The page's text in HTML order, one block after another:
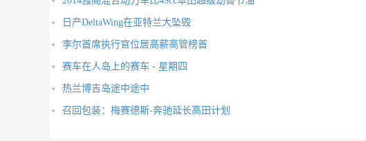
日产DeltaWing在亚特兰大坠毁
李尔首席执行官位居高薪高管榜首
赛车在人岛上的赛车 - 星期四
热兰博吉岛途中途中
召回包装：梅赛德斯-奔驰延长高田计划